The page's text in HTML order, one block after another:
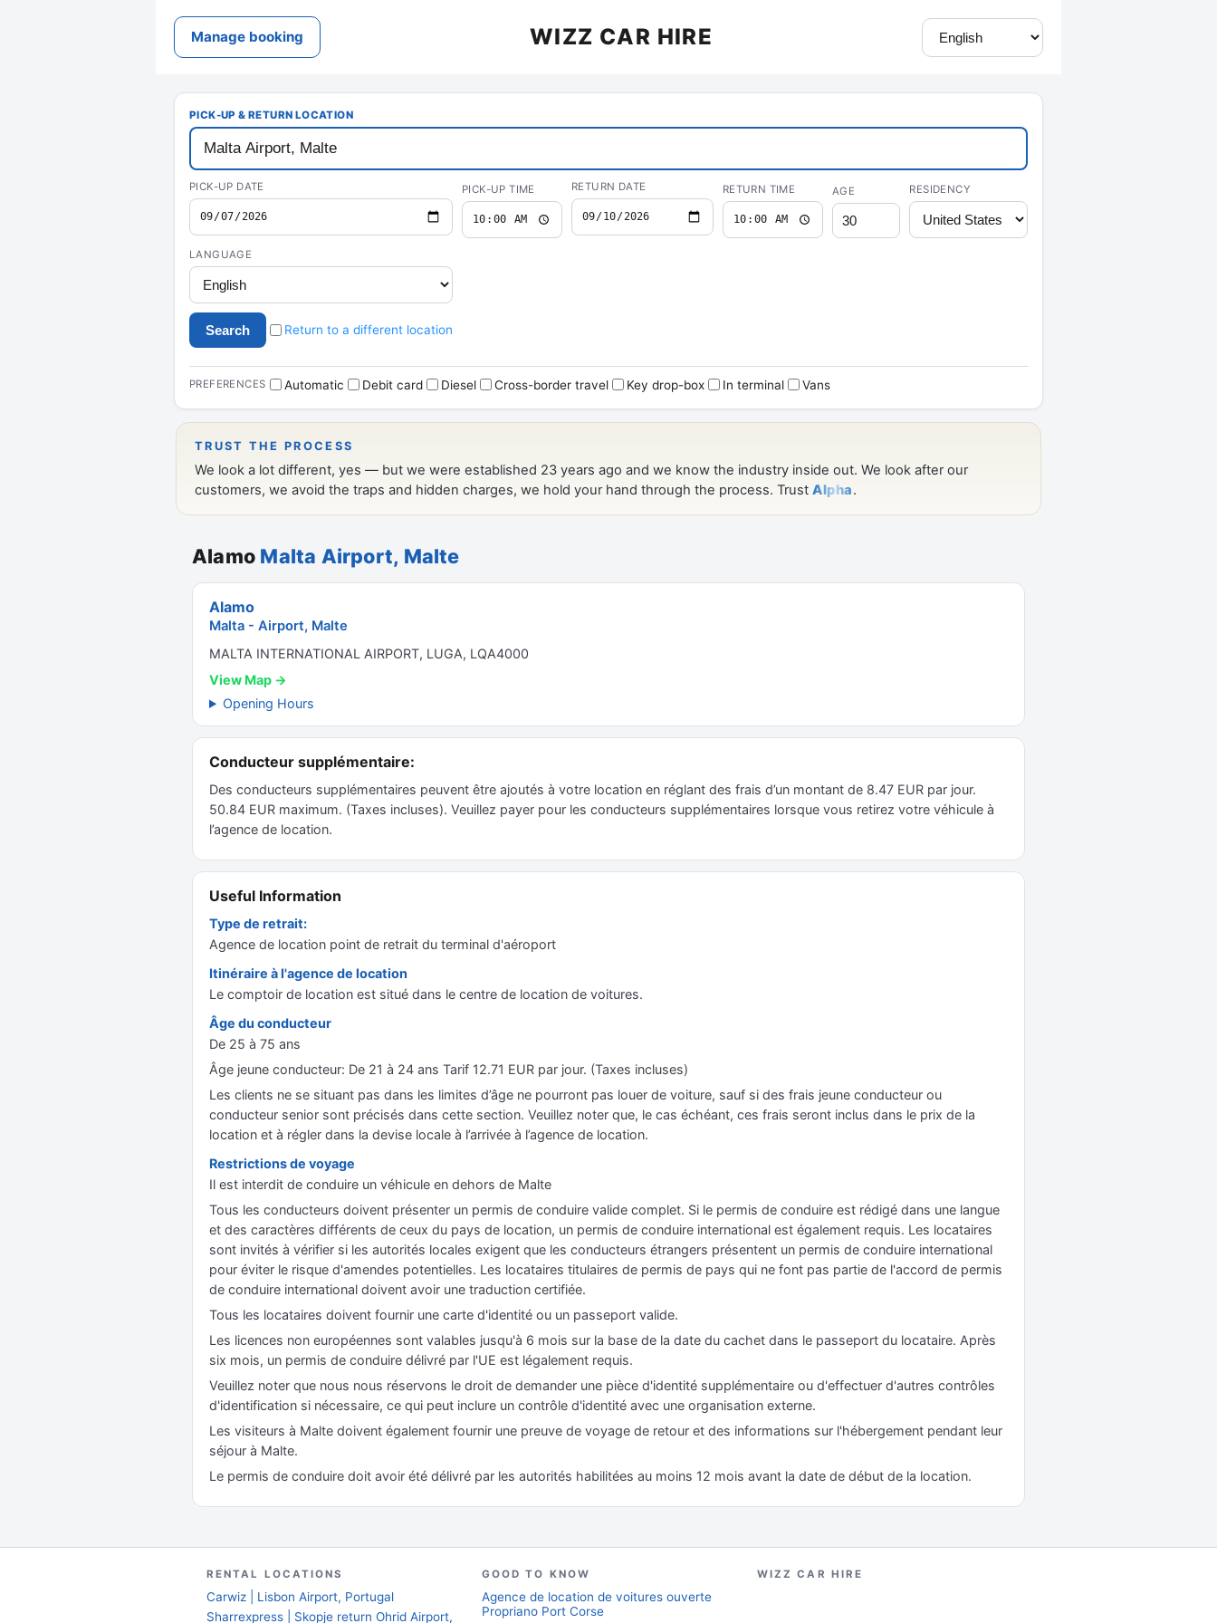
Alamo Malta Airport, Malte
Alamo
Malta - Airport, Malte
MALTA INTERNATIONAL AIRPORT, LUGA, LQA4000
View Map →
Opening Hours
Conducteur supplémentaire:
Des conducteurs supplémentaires peuvent être ajoutés à votre location en réglant des frais d’un montant de 8.47 EUR par jour.
50.84 EUR maximum. (Taxes incluses). Veuillez payer pour les conducteurs supplémentaires lorsque vous retirez votre véhicule à
l’agence de location.
Useful Information
Type de retrait:
Agence de location point de retrait du terminal d'aéroport
Itinéraire à l'agence de location
Le comptoir de location est situé dans le centre de location de voitures.
Âge du conducteur
De 25 à 75 ans
Âge jeune conducteur: De 21 à 24 ans Tarif 12.71 EUR par jour. (Taxes incluses)
Les clients ne se situant pas dans les limites d’âge ne pourront pas louer de voiture, sauf si des frais jeune conducteur ou
conducteur senior sont précisés dans cette section. Veuillez noter que, le cas échéant, ces frais seront inclus dans le prix de la
location et à régler dans la devise locale à l’arrivée à l’agence de location.
Restrictions de voyage
Il est interdit de conduire un véhicule en dehors de Malte
Tous les conducteurs doivent présenter un permis de conduire valide complet. Si le permis de conduire est rédigé dans une langue
et des caractères différents de ceux du pays de location, un permis de conduire international est également requis. Les locataires
sont invités à vérifier si les autorités locales exigent que les conducteurs étrangers présentent un permis de conduire international
pour éviter le risque d'amendes potentielles. Les locataires titulaires de permis de pays qui ne font pas partie de l'accord de permis
de conduire international doivent avoir une traduction certifiée.
Tous les locataires doivent fournir une carte d'identité ou un passeport valide.
Les licences non européennes sont valables jusqu'à 6 mois sur la base de la date du cachet dans le passeport du locataire. Après
six mois, un permis de conduire délivré par l'UE est légalement requis.
Veuillez noter que nous nous réservons le droit de demander une pièce d'identité supplémentaire ou d'effectuer d'autres contrôles
d'identification si nécessaire, ce qui peut inclure un contrôle d'identité avec une organisation externe.
Les visiteurs à Malte doivent également fournir une preuve de voyage de retour et des informations sur l'hébergement pendant leur
séjour à Malte.
Le permis de conduire doit avoir été délivré par les autorités habilitées au moins 12 mois avant la date de début de la location.
RENTAL LOCATIONS
Carwiz | Lisbon Airport, Portugal
Sharrexpress | Skopje return Ohrid Airport,
GOOD TO KNOW
Agence de location de voitures ouverte
Propriano Port Corse
WIZZ CAR HIRE